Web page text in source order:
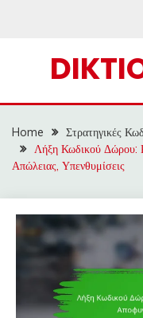
Home
Στρατηγικές
Λήξη Κωδικού Δώρου:
Απώλειας, Υπενθυμίσεις